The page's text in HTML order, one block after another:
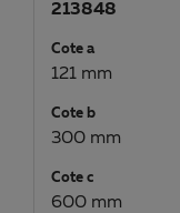
213848
Cote a
121 mm
Cote b
300 mm
Cote c
600 mm